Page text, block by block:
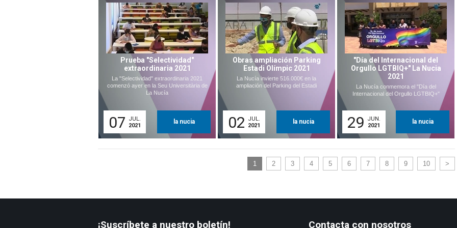
Prueba "Selectividad"
extraordinaria 2021
La "Selectividad" extraordinaria 2021
comenzó ayer en la Seu Universitària de
La Nucía
07
JUL.
2021
la nucia
Obras ampliación Parking
Estadi Olímpic 2021
La Nucía invierte 516.000€ en la
ampliación del Parking del Estadi
02
JUL.
2021
la nucia
"Día del Internacional del
Orgullo LGTBIQ+" La Nucia
2021
La Nucía conmemora el "Día del
Internacional del Orgullo LGTBIQ+"
29
JUN.
2021
la nucia
1 2 3 4 5 6 7 8 9 10 >
¡Suscríbete a nuestro boletín! Contacta con nosotros